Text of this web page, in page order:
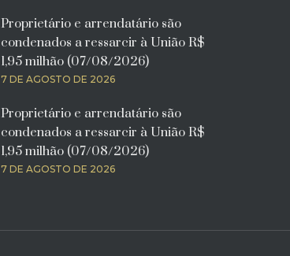
Proprietário e arrendatário são
condenados a ressarcir à União R$
1,95 milhão (07/08/2026)
7 DE AGOSTO DE 2026
Proprietário e arrendatário são
condenados a ressarcir à União R$
1,95 milhão (07/08/2026)
7 DE AGOSTO DE 2026